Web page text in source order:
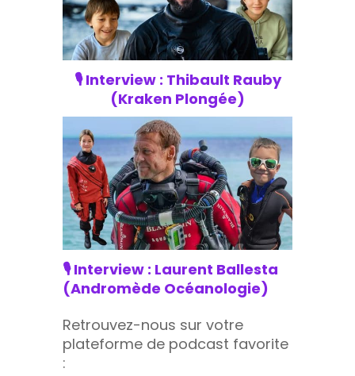
🎙️ Interview : Thibault Rauby
(Kraken Plongée)
🎙️ Interview : Laurent Ballesta
(Andromède Océanologie)
Retrouvez-nous sur votre
plateforme de podcast favorite
: